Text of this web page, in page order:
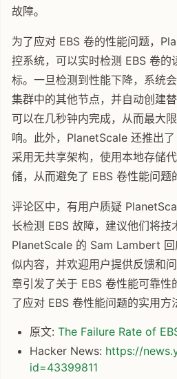
故障。
为了应对 EBS 卷的性能问题，
控系统，可以实时检测 EBS 卷的
标。一旦检测到性能下降，系统
集群中的其他节点，并自动创建
可以在几秒钟内完成，从而最大
响。此外，PlanetScale 还推出
采用无共享架构，使用本地存储
储，从而避免了 EBS 卷性能问题
评论区中，有用户质疑
长检测 EBS 故障，建议他们将技
PlanetScale 的 Sam Lambert 回
似内容，并欢迎用户提供反馈和
章引发了关于 EBS 卷性能可靠性
了应对 EBS 卷性能问题的实用方
原文: The Failure Rate of
Hacker News: https://
id=43399811